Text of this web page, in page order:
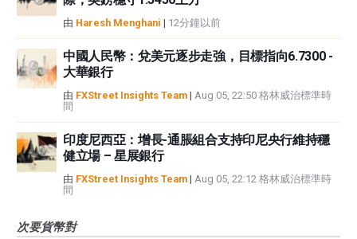
由 Haresh Menghani | 12分鐘以前
中國人民幣：兌美元逐步走強，目標指向6.7300 -
大華銀行
由 FXStreet Insights Team | Aug 05, 22:50 格林威治標準時
間
印度尼西亞：增長-通脹組合支持印尼央行維持穩
健立場 – 星展銀行
由 FXStreet Insights Team | Aug 05, 22:12 格林威治標準時
間
次要貨幣對